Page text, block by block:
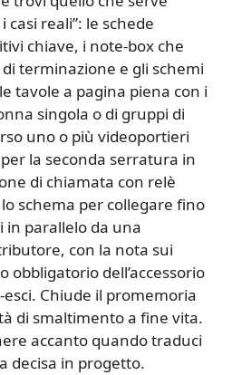
casi reali”: le schede
chiave, i note-box che
terminazione e gli schemi
tavole a pagina piena con i
singola o di gruppi di
uno o più videoportieri
la seconda serratura in
di chiamata con relè
schema per collegare fino
in parallelo da una
con la nota sui
obbligatorio dell’accessorio
esci. Chiude il promemoria
di smaltimento a fine vita.
accanto quando traduci
decisa in progetto.